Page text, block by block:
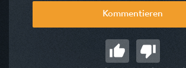
Kommentieren